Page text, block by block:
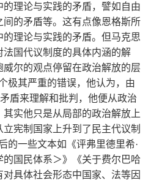
理论与实践的矛盾，譬如自由
的矛盾等。这有点像恩格斯所
理论与实践的矛盾。但马克思
国代议制度的具体内涵的解
尔的观点停留在政治解放的层
极其严重的错误，他认为，由
盾来理解和批判，他便从政治
实他只是从局部的政治解放上
宪制国家上升到了民主代议制
的一些文本如《评弗里德里希·
国民体系＞》《关于费尔巴哈
具体社会形态中国家、法等因